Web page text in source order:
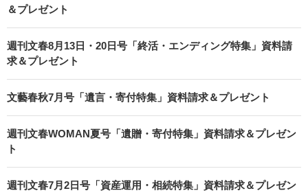
＆プレゼント
週刊文春8月13日・20日号「終活・エンディング特集」資料請
求＆プレゼント
文藝春秋7月号「遺言・寄付特集」資料請求＆プレゼント
週刊文春WOMAN夏号「遺贈・寄付特集」資料請求＆プレゼン
ト
週刊文春7月2日号「資産運用・相続特集」資料請求＆プレゼン